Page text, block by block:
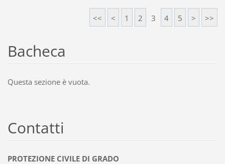
<< < 1 2 3 4 5 > >>
Bacheca
Questa sezione è vuota.
Contatti
PROTEZIONE CIVILE DI GRADO